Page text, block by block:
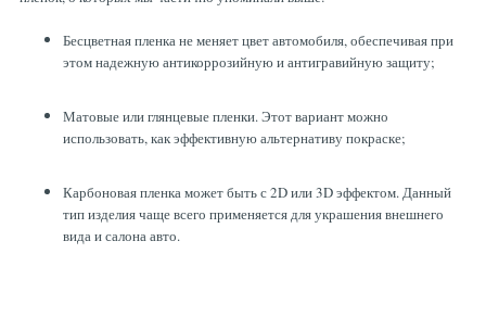
Бесцветная пленка не меняет цвет автомобиля, обеспечивая при
этом надежную антикоррозийную и антигравийную защиту;
Матовые или глянцевые пленки. Этот вариант можно
использовать, как эффективную альтернативу покраске;
Карбоновая пленка может быть с 2D или 3D эффектом. Данный
тип изделия чаще всего применяется для украшения внешнего
вида и салона авто.